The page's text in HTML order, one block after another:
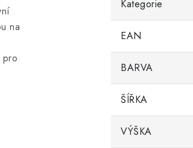
na
Kategorie
EAN
BARVA
ŠÍŘKA
VÝŠKA